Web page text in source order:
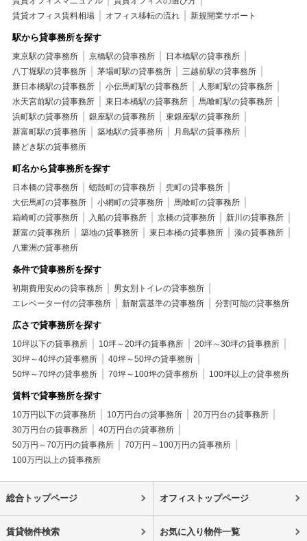
賃貸オフィス賃料相場
オフィス移転の流れ 新規開業サポート
駅から貸事務所を探す
東京駅の貸事務所 京橋駅の貸事務所
日本橋駅の貸事務所
八丁堀駅の貸事務所
茅場町駅の貸事務所
三越前駅の貸事務所
新日本橋駅の貸事務所
小伝馬町駅の貸事務所
人形町駅の貸事務所
水天宮前駅の貸事務所
東日本橋駅の貸事務所
馬喰町駅の貸事務所
浜町駅の貸事務所
銀座駅の貸事務所
東銀座駅の貸事務所
新富町駅の貸事務所
築地駅の貸事務所
月島駅の貸事務所
勝どき駅の貸事務所
町名から貸事務所を探す
日本橋の貸事務所 蛎殻町の貸事務所
兜町の貸事務所
大伝馬町の貸事務所
小網町の貸事務所
馬喰町の貸事務所
箱崎町の貸事務所
入船の貸事務所 京橋の貸事務所
新川の貸事務所
新富の貸事務所
築地の貸事務所 東日本橋の貸事務所
湊の貸事務所
八重洲の貸事務所
条件で貸事務所を探す
初期費用安めの貸事務所
男女別トイレの貸事務所
エレベーター付の貸事務所
新耐震基準の貸事務所 分割可能の貸事務所
広さで貸事務所を探す
10坪以下の貸事務所 10坪～20坪の貸事務所
20坪～30坪の貸事務所
30坪～40坪の貸事務所
40坪～50坪の貸事務所
50坪～70坪の貸事務所
70坪～100坪の貸事務所 100坪以上の貸事務所
賃料で貸事務所を探す
10万円以下の貸事務所 10万円台の貸事務所
20万円台の貸事務所
30万円台の貸事務所
40万円台の貸事務所
50万円～70万円の貸事務所
70万円～100万円の貸事務所
100万円以上の貸事務所
総合トップページ オフィストップページ
賃貸物件検索 お気に入り物件一覧